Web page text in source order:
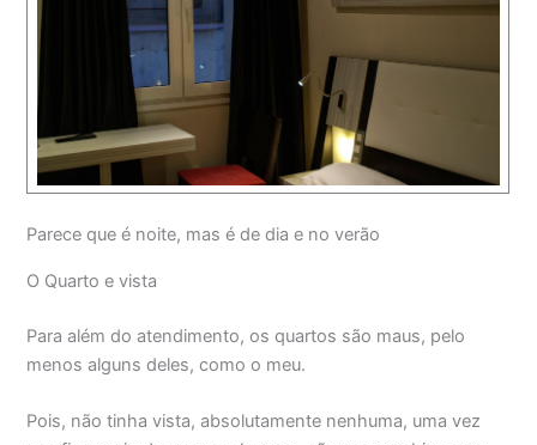
Parece que é noite, mas é de dia e no verão
O Quarto e vista
Para além do atendimento, os quartos são maus, pelo
menos alguns deles, como o meu.
Pois, não tinha vista, absolutamente nenhuma, uma vez